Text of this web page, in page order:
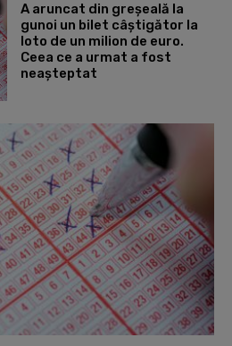
A aruncat din greșeală la
gunoi un bilet câștigător la
loto de un milion de euro.
Ceea ce a urmat a fost
neașteptat